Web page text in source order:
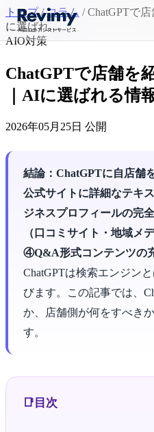
トップ / コラム / ChatGPTで
に選ばれ...
AIO対策
ChatGPTで店舗を
｜AIに選ばれる情
2026年05月25日 公開
結論：ChatGPTに自店舗
公式サイトに詳細なテキ
ジネスプロフィールの完
（口コミサイト・地域メ
④Q&A形式コンテンツの
ChatGPTは検索エンジン
びます。この記事では、
か、店舗側が何をすべき
す。
目次